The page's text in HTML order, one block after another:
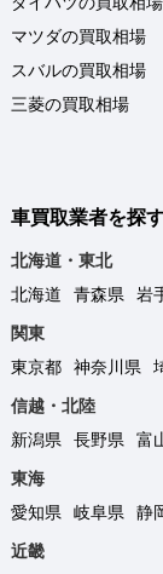
マツダの買取相場
スバルの買取相場
三菱の買取相場
車買取業者を探
北海道・東北
北海道
青森県 岩
関東
東京都
神奈川県
信越・北陸
新潟県
長野県 富
東海
愛知県
岐阜県 静
近畿